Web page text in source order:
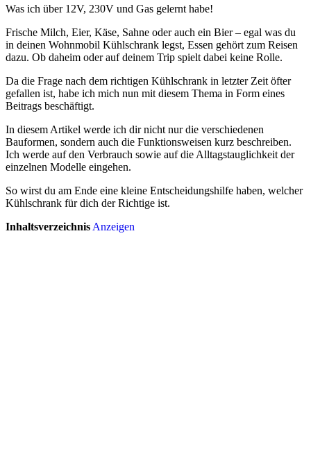
Was ich über 12V, 230V und Gas gelernt habe!
Frische Milch, Eier, Käse, Sahne oder auch ein Bier – egal was du
in deinen Wohnmobil Kühlschrank legst, Essen gehört zum Reisen
dazu. Ob daheim oder auf deinem Trip spielt dabei keine Rolle.
Da die Frage nach dem richtigen Kühlschrank in letzter Zeit öfter
gefallen ist, habe ich mich nun mit diesem Thema in Form eines
Beitrags beschäftigt.
In diesem Artikel werde ich dir nicht nur die verschiedenen
Bauformen, sondern auch die Funktionsweisen kurz beschreiben.
Ich werde auf den Verbrauch sowie auf die Alltagstauglichkeit der
einzelnen Modelle eingehen.
So wirst du am Ende eine kleine Entscheidungshilfe haben, welcher
Kühlschrank für dich der Richtige ist.
Inhaltsverzeichnis Anzeigen